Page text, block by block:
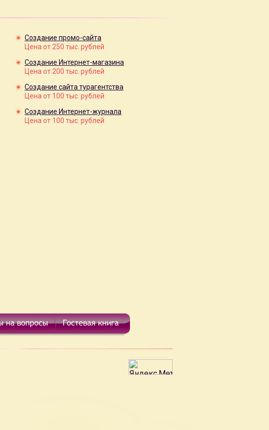
Создание промо-сайта
Цена от 250 тыс. рублей
Создание Интернет-магазина
Цена от 200 тыс. рублей
Создание сайта турагентства
Цена от 100 тыс. рублей
Создание Интернет-журнала
Цена от 100 тыс. рублей